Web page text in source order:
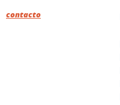
contacto